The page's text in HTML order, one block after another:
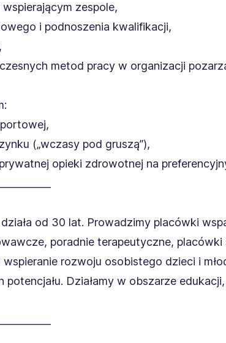
zespole,
i podnoszenia kwalifikacji,
metod pracy w organizacji
(„wczasy pod gruszą”),
opieki zdrowotnej na
od 30 lat. Prowadzimy placówki
poradnie terapeutyczne, placówki
rozwoju osobistego dzieci i
Działamy w obszarze